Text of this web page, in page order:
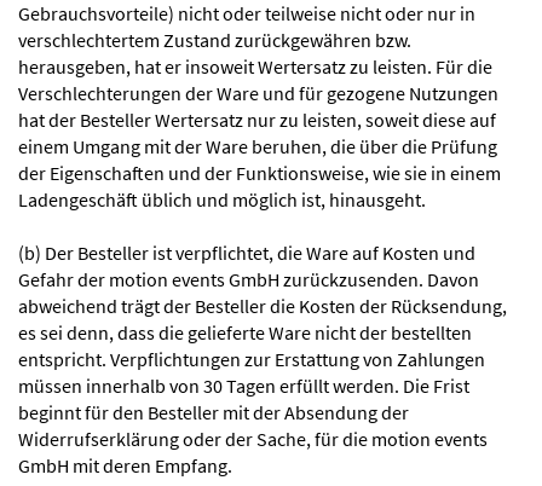
Gebrauchsvorteile) nicht oder teilweise nicht oder nur in
verschlechtertem Zustand zurückgewähren bzw.
herausgeben, hat er insoweit Wertersatz zu leisten. Für die
Verschlechterungen der Ware und für gezogene Nutzungen
hat der Besteller Wertersatz nur zu leisten, soweit diese auf
einem Umgang mit der Ware beruhen, die über die Prüfung
der Eigenschaften und der Funktionsweise, wie sie in einem
Ladengeschäft üblich und möglich ist, hinausgeht.
(b) Der Besteller ist verpflichtet, die Ware auf Kosten und
Gefahr der motion events GmbH zurückzusenden. Davon
abweichend trägt der Besteller die Kosten der Rücksendung,
es sei denn, dass die gelieferte Ware nicht der bestellten
entspricht. Verpflichtungen zur Erstattung von Zahlungen
müssen innerhalb von 30 Tagen erfüllt werden. Die Frist
beginnt für den Besteller mit der Absendung der
Widerrufserklärung oder der Sache, für die motion events
GmbH mit deren Empfang.